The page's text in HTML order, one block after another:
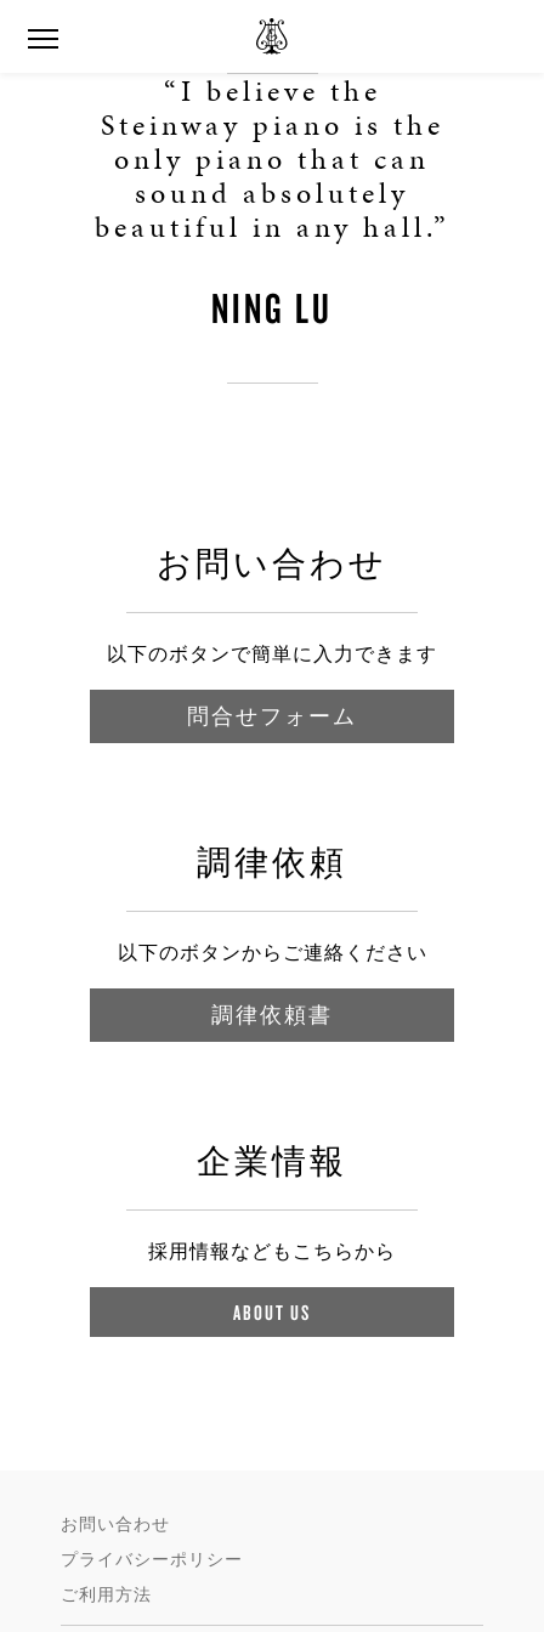
“I believe the
Steinway piano is the
only piano that can
sound absolutely
beautiful in any hall.”
NING LU
お問い合わせ
以下のボタンで簡単に入力できます
問合せフォーム
調律依頼
以下のボタンからご連絡ください
調律依頼書
企業情報
採用情報などもこちらから
ABOUT US
お問い合わせ
プライバシーポリシー
ご利用方法